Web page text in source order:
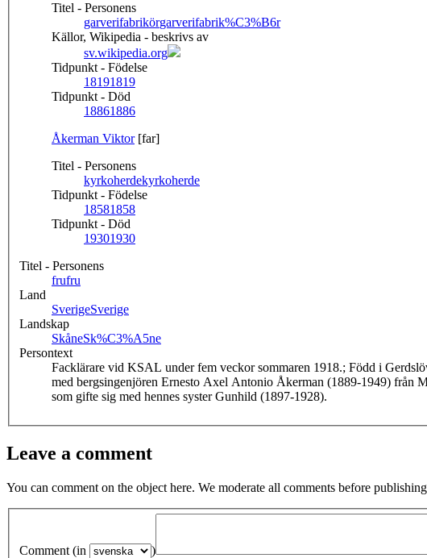
Titel - Personens
garverifabrikörgarverifabrik%C3%B6r
Källor, Wikipedia - beskrivs av
sv.wikipedia.org
Tidpunkt - Födelse
18191819
Tidpunkt - Död
18861886
Åkerman Viktor[far]
Titel - Personens
kyrkoherdekyrkoherde
Tidpunkt - Födelse
18581858
Tidpunkt - Död
19301930
Titel - Personens
frufru
Land
SverigeSverige
Landskap
SkåneSk%C3%A5ne
Persontext
Facklärare vid KSAL under fem veckor sommaren 1918.; Född i
med bergsingenjören Ernesto Axel Antonio Åkerman (1889-1949) från Mazzaron, Spanien. Döttrarna Inga Britta
som gifte sig med hennes syster Gunhild (1897-1928).
Leave a comment
You can comment on the object here. We moderate all comments before
Comment (in )